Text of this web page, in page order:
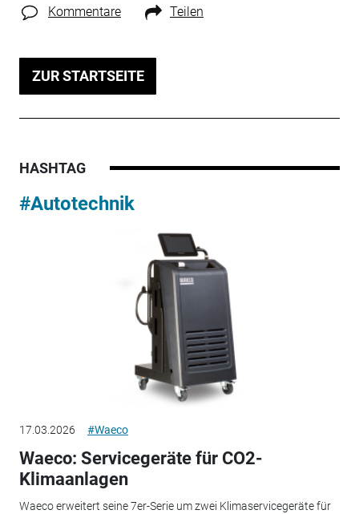
Kommentare Teilen
ZUR STARTSEITE
HASHTAG
#Autotechnik
17.03.2026 #Waeco
Waeco: Servicegeräte für CO2-
Klimaanlagen
Waeco erweitert seine 7er-Serie um zwei Klimaservicegeräte für